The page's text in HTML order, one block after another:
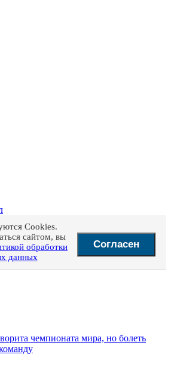
Cookies.
сайтом, вы
обработки
данных
Согласен
чемпионата мира, но болеть